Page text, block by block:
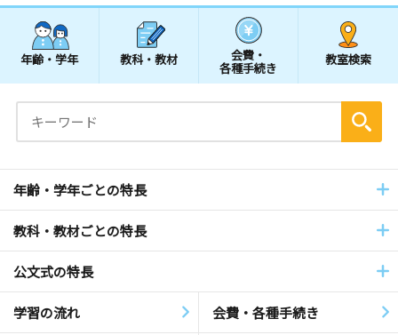
年齢・学年 教科・教材 会費・
各種手続き
教室検索
年齢・学年ごとの特長
教科・教材ごとの特長
公文式の特長
学習の流れ 会費・各種手続き